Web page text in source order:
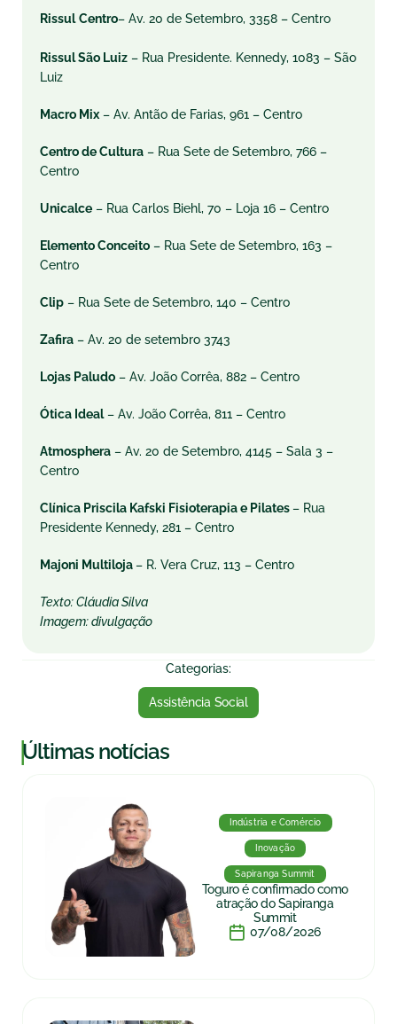
Rissul Centro– Av. 20 de Setembro, 3358 – Centro
Rissul São Luiz – Rua Presidente. Kennedy, 1083 – São
Luiz
Macro Mix – Av. Antão de Farias, 961 – Centro
Centro de Cultura – Rua Sete de Setembro, 766 –
Centro
Unicalce – Rua Carlos Biehl, 70 – Loja 16 – Centro
Elemento Conceito – Rua Sete de Setembro, 163 –
Centro
Clip – Rua Sete de Setembro, 140 – Centro
Zafira – Av. 20 de setembro 3743
Lojas Paludo – Av. João Corrêa, 882 – Centro
Ótica Ideal– Av. João Corrêa, 811 – Centro
Atmosphera – Av. 20 de Setembro, 4145 – Sala 3 –
Centro
Clínica Priscila Kafski Fisioterapia e Pilates– Rua
Presidente Kennedy, 281 – Centro
Majoni Multiloja– R. Vera Cruz, 113 – Centro
Texto: Cláudia Silva
Imagem: divulgação
Categorias:
Assistência Social
|Últimas notícias
Indústria e Comércio
Inovação
Sapiranga Summit
Toguro é confirmado como
atração do Sapiranga
Summit
07/08/2026